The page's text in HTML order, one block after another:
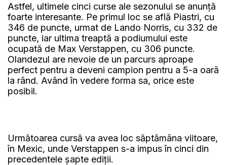
Astfel, ultimele cinci curse ale sezonului se anunță
foarte interesante. Pe primul loc se află Piastri, cu
346 de puncte, urmat de Lando Norris, cu 332 de
puncte, iar ultima treaptă a podiumului este
ocupată de Max Verstappen, cu 306 puncte.
Olandezul are nevoie de un parcurs aproape
perfect pentru a deveni campion pentru a 5-a oară
la rând. Având în vedere forma sa, orice este
posibil.
Următoarea cursă va avea loc săptămâna viitoare,
în Mexic, unde Verstappen s-a impus în cinci din
precedentele șapte ediții.